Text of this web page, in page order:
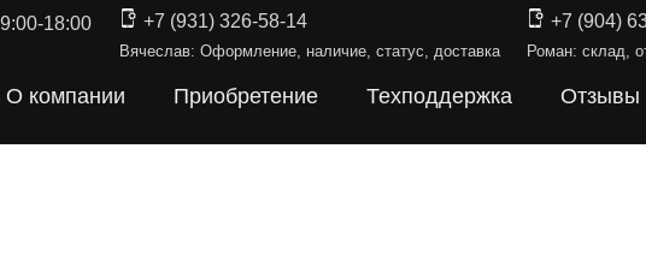
18:00 +7 (931) 326-58-14
Вячеслав: Оформление, наличие, статус, доставка
+7 (904)
Роман: склад,
О компании Приобретение Техподдержка Отзывы